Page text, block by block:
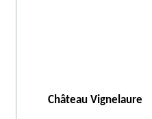
Château Vignelaure